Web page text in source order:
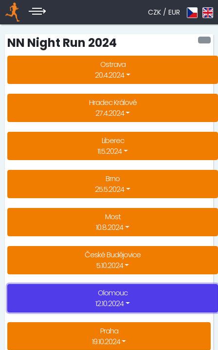
CZK / EUR
NN Night Run 2024
Ostrava
20.4.2024
Hradec Králové
27.4.2024
Liberec
11.5.2024
Brno
25.5.2024
Most
10.8.2024
České Budějovice
5.10.2024
Olomouc
12.10.2024
Praha
19.10.2024